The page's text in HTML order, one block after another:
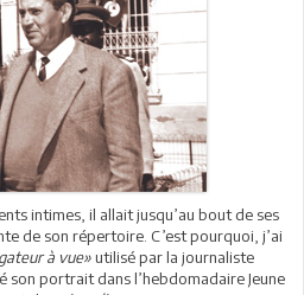
intimes, il allait jusqu’au bout de ses
de son répertoire. C’est pourquoi, j’ai
à vue»utilisé par la journaliste
son portrait dans l’hebdomadaire Jeune